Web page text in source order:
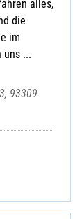
alles,
die
im
uns ...
93309